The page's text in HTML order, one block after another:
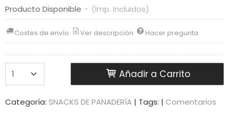
Producto Disponible - (Imp. Incluidos)
Costes de envío Ver descripción Hacer pregunta
Añadir a Carrito
Categoría: SNACKS DE PANADERÍA | Tags: | Comentarios